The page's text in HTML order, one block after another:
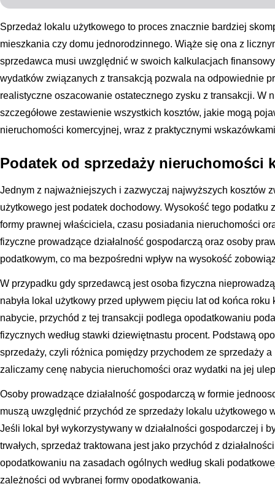
Sprzedaż lokalu użytkowego to proces znacznie bardziej
mieszkania czy domu jednorodzinnego. Wiąże się ona z
sprzedawca musi uwzględnić w swoich kalkulacjach
wydatków związanych z transakcją pozwala na odpowiednie
realistyczne oszacowanie ostatecznego zysku z transakcji. W
szczegółowe zestawienie wszystkich kosztów, jakie mogą
nieruchomości komercyjnej, wraz z praktycznymi
Podatek od sprzedaży nieruchomości
Jednym z najważniejszych i zazwyczaj najwyższych kosztów
użytkowego jest podatek dochodowy. Wysokość tego podatku
formy prawnej właściciela, czasu posiadania nieruchomości
fizyczne prowadzące działalność gospodarczą oraz osoby
podatkowym, co ma bezpośredni wpływ na wysokość
W przypadku gdy sprzedawcą jest osoba fizyczna
nabyła lokal użytkowy przed upływem pięciu lat od końca
nabycie, przychód z tej transakcji podlega opodatkowaniu
fizycznych według stawki dziewiętnastu procent. Podstawą
sprzedaży, czyli różnica pomiędzy przychodem ze sprzedaży
zaliczamy cenę nabycia nieruchomości oraz wydatki na jej
Osoby prowadzące działalność gospodarczą w formie
muszą uwzględnić przychód ze sprzedaży lokalu użytkowego
Jeśli lokal był wykorzystywany w działalności gospodarczej i
trwałych, sprzedaż traktowana jest jako przychód z
opodatkowaniu na zasadach ogólnych według skali
zależności od wybranej formy opodatkowania.